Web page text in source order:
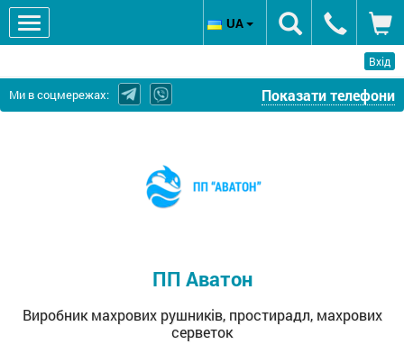
Вхід
Ми в соцмережах: Показати телефони
серветок
ПП Аватон
Виробник махрових рушників, простирадл, махрових
серветок
UA